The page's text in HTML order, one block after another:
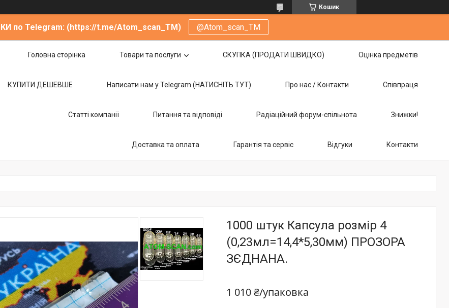
Кошик
по Telegram: (https://t.me/Atom_scan_TM) @Atom_scan_TM
Головна сторінка Товари та послуги СКУПКА (ПРОДАТИ ШВИДКО) Оцінка предметів
КУПИТИ ДЕШЕВШЕ Написати нам у Telegram (НАТИСНІТЬ ТУТ) Про нас / Контакти Співпраця
Статті компанії Питання та відповіді Радіаційний форум-спільнота Знижки!
Доставка та оплата Гарантія та сервіс Відгуки Контакти
1000 штук Капсула розмір 4
(0,23мл=14,4*5,30мм) ПРОЗОРА
ЗЄДНАНА.
1 010 ₴/упаковка